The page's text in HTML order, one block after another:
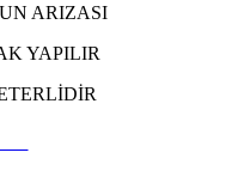
ARIZASI
YAPILIR